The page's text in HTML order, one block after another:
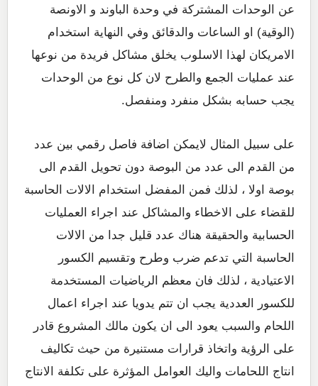
عن الوحدات المشتركة في وحدة الباوند و الاونصة
(الوقية) او الساعات والدقائق وفي النهاية استخدام
الامريكان لهذا الاسلوب يخلق مشاكل فريدة من نوعها
عند عمليات الجمع والطرح لان كل نوع من الوحدات
يجب حسابه بشكل منفرد ومنفصل.
على سبيل المثال لايمكن اضافة فاصل رقمي بين عدد
من القدم الى عدد من البوصة دون تحويل القدم الى
بوصة اولا ، لذلك فمن المفضل استخدام الالات الحاسبة
للقضاء على الاخطاء والمشاكل عند اجراء العمليات
الحسابية والحقيقة هناك عدد قليل جدا من الالات
الحاسبة التي تدعم ضرب وطرح وتقسيم الكسور
الاعتيادية ، لذلك فان معظم الرياضيات المستخدمة
للكسور العددية يجب ان تتم يدويا عند اجراء اعمال
اللحام والسبب يعود الى ان يكون مالك المشروع قادر
على الرؤية واتخاذ قرارات مستنيرة من حيث تكاليف
انتاج اللحامات واليك العوامل المؤثرة على تكلفة الانتاج